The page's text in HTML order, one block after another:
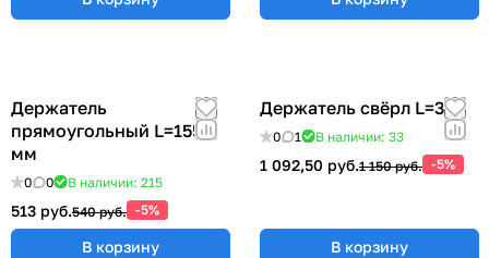
Держатель
прямоугольный L=155
мм
0 0 В наличии: 215
513 руб.540 руб. -5%
В корзину
Держатель свёрл L=315
0 1 В наличии: 33
1 092,50 руб.1 150 руб. -5%
В корзину